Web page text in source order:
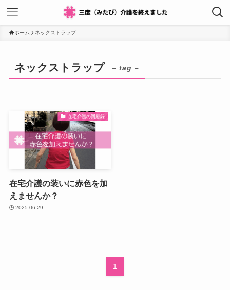
ホーム ネックストラップ
ネックストラップ – tag –
在宅介護の回顧録
在宅介護の装いに赤色を加
えませんか？
2025-06-29
1